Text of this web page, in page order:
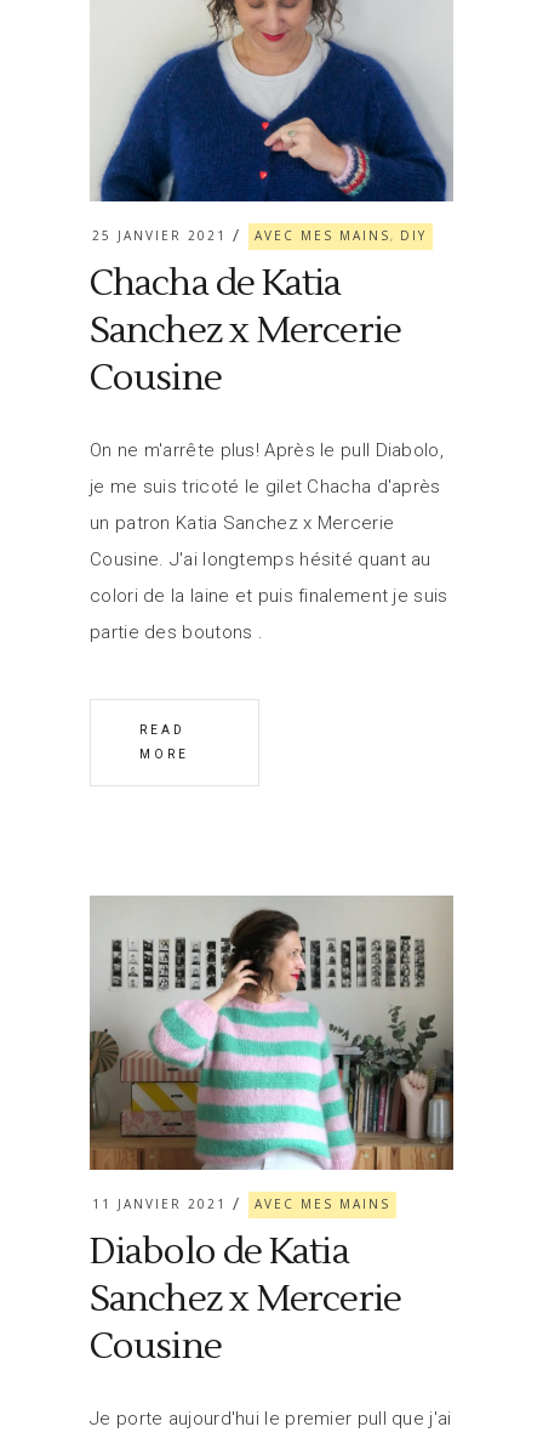
25 JANVIER 2021 AVEC MES MAINS, DIY
Chacha de Katia
Sanchez x Mercerie
Cousine
On ne m'arrête plus! Après le pull Diabolo,
je me suis tricoté le gilet Chacha d'après
un patron Katia Sanchez x Mercerie
Cousine. J'ai longtemps hésité quant au
colori de la laine et puis finalement je suis
partie des boutons
READ
MORE
11 JANVIER 2021 AVEC MES MAINS
Diabolo de Katia
Sanchez x Mercerie
Cousine
Je porte aujourd'hui le premier pull que j'ai